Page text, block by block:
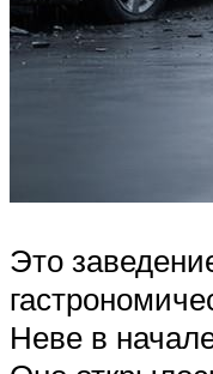
Это
Неве в